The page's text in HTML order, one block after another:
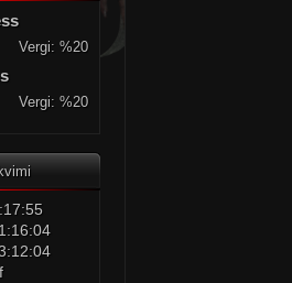
Vergi: %20
Vergi: %20